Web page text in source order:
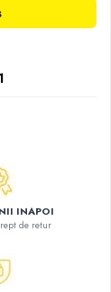
INAPOI
de retur